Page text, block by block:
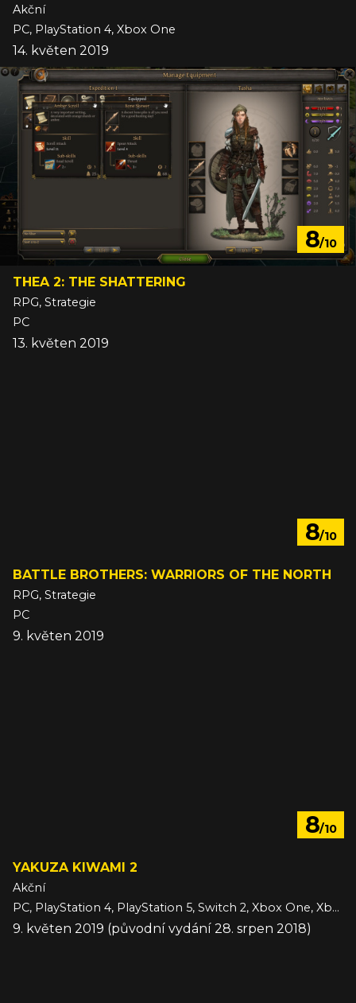
Akční
PC, PlayStation 4, Xbox One
14. květen 2019
8/10
THEA 2: THE SHATTERING
RPG, Strategie
PC
13. květen 2019
8/10
BATTLE BROTHERS: WARRIORS OF THE NORTH
RPG, Strategie
PC
9. květen 2019
8/10
YAKUZA KIWAMI 2
Akční
PC, PlayStation 4, PlayStation 5, Switch 2, Xbox One, Xbox Series
9. květen 2019 (původní vydání 28. srpen 2018)